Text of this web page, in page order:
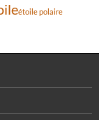
étoile polaire